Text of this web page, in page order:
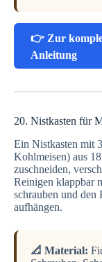
👉 Zur
Anleitung
20. Nistkasten für
Ein Nistkasten mit
Kohlmeisen) aus
zuschneiden,
Reinigen klappbar
schrauben und den
aufhängen.
📐 Material: